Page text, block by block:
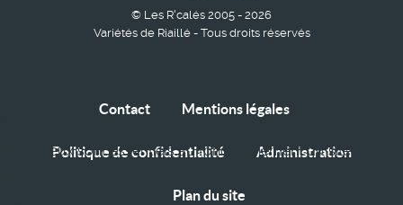
© Les R'calés 2005 - 2026
Variétés de Riaillé - Tous droits réservés
Contact Mentions légales
Politique de confidentialité Administration
Plan du site
Nous utilisons des cookies sur notre site web. Certains
d’entre eux sont essentiels au fonctionnement du site et